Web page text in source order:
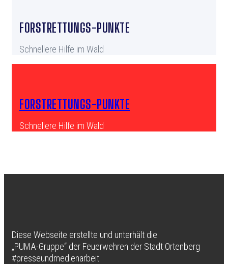
FORSTRETTUNGS-PUNKTE
Schnellere Hilfe im Wald
FORSTRETTUNGS-PUNKTE
Schnellere Hilfe im Wald
Diese Webseite erstellte und unterhält die
„PUMA-Gruppe“ der Feuerwehren der Stadt Ortenberg
#presseundmedienarbeit